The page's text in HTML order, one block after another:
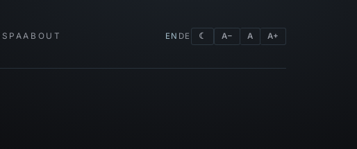
SPA ABOUT EN DE ☾ A− A A+